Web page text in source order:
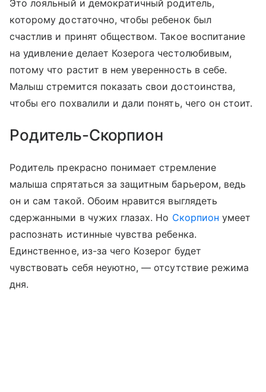
Это лояльный и демократичный родитель,
которому достаточно, чтобы ребенок был
счастлив и принят обществом. Такое воспитание
на удивление делает Козерога честолюбивым,
потому что растит в нем уверенность в себе.
Малыш стремится показать свои достоинства,
чтобы его похвалили и дали понять, чего он стоит.
Родитель-Скорпион
Родитель прекрасно понимает стремление
малыша спрятаться за защитным барьером, ведь
он и сам такой. Обоим нравится выглядеть
сдержанными в чужих глазах. Но Скорпион умеет
распознать истинные чувства ребенка.
Единственное, из-за чего Козерог будет
чувствовать себя неуютно, — отсутствие режима
дня.